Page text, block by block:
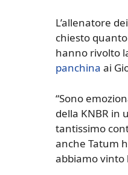
L’allenatore
chiesto
hanno rivolto
panchina ai
“Sono
della KNBR in
tantissimo
anche Tatum
abbiamo vinto